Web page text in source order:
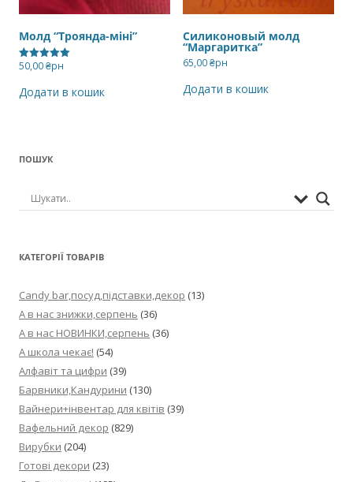
Молд “Троянда-міні”
Оцінено в
50,00₴рн
Додати в кошик
Силиконовый молд
“Маргаритка”
65,00₴рн
Додати в кошик
ПОШУК
КАТЕГОРІЇ ТОВАРІВ
Candy bar,посуд,підставки,декор (13)
А в нас знижки,серпень (36)
А в нас НОВИНКИ,серпень (36)
А школа чекає! (54)
Алфавіт та цифри (39)
Барвники,Кандурини (130)
Вайнери+інвентар для квітів (39)
Вафельний декор (829)
Вирубки (204)
Готові декори (23)